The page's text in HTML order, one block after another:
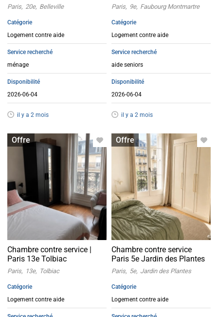
Paris 20e Belleville
Catégorie
Logement contre aide
Service recherché
ménage
Disponibilité
2026-06-04
il y a 2 mois
Paris 9e Faubourg Montmartre
Catégorie
Logement contre aide
Service recherché
aide seniors
Disponibilité
2026-06-04
il y a 2 mois
Offre
Logement contre service
Chambre contre service |
Paris 13e Tolbiac
Paris 13e Tolbiac
Catégorie
Logement contre aide
Offre
Logement contre service
Chambre contre service
Paris 5e Jardin des Plantes
Paris 5e Jardin des Plantes
Catégorie
Logement contre aide